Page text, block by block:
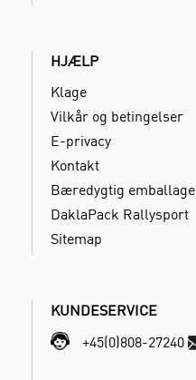
HJÆLP
Klage
Vilkår og betingelser
E-privacy
Kontakt
Bæredygtig emballage
DaklaPack Rallysport
Sitemap
KUNDESERVICE
+45(0)808-27240